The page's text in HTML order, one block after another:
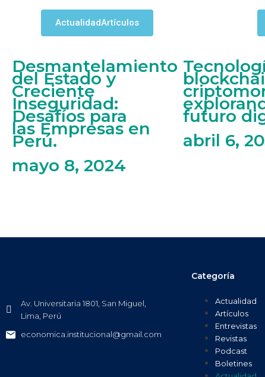
ActualidadArtículos
Desmantelamiento
del Estado y
Creciente
Inseguridad:
Desafíos para
las Empresas en
Perú.
mayo 8, 2024
futuro
abril 6,
Av. Universitaria 1801, San Miguel,
Lima, Perú
economica.institucional@gmail.com
Categoría
Actualidad
Artículos
Entrevistas
Revistas
Podcast
Boletines